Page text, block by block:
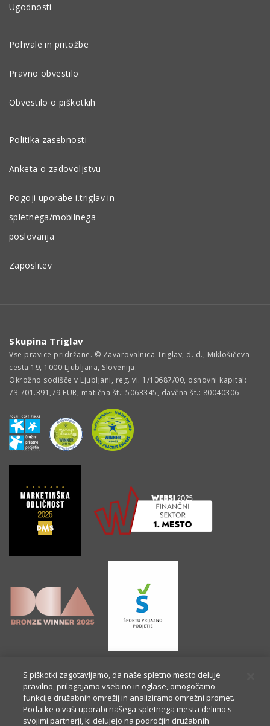
Ugodnosti
Pohvale in pritožbe
Pravno obvestilo
Obvestilo o piškotkih
Politika zasebnosti
Anketa o zadovoljstvu
Pogoji uporabe i.triglav in
spletnega/mobilnega
poslovanja
Zaposlitev
Skupina Triglav
Vse pravice pridržane. © Zavarovalnica Triglav, d. d., Miklošičeva
cesta 19, 1000 Ljubljana, Slovenija.
Okrožno sodišče v Ljubljani, reg. vl. 1/10687/00, osnovni kapital:
73.701.391,79 EUR, matična št.: 5063345, davčna št.: 80040306
S piškotki zagotavljamo, da naše spletno mesto deluje
pravilno, prilagajamo vsebino in oglase, omogočamo
funkcije družabnih omrežij in analiziramo omrežni promet.
Podatke o vaši uporabi našega spletnega mesta delimo s
svojimi partnerji, ki delujejo na področjih družabnih